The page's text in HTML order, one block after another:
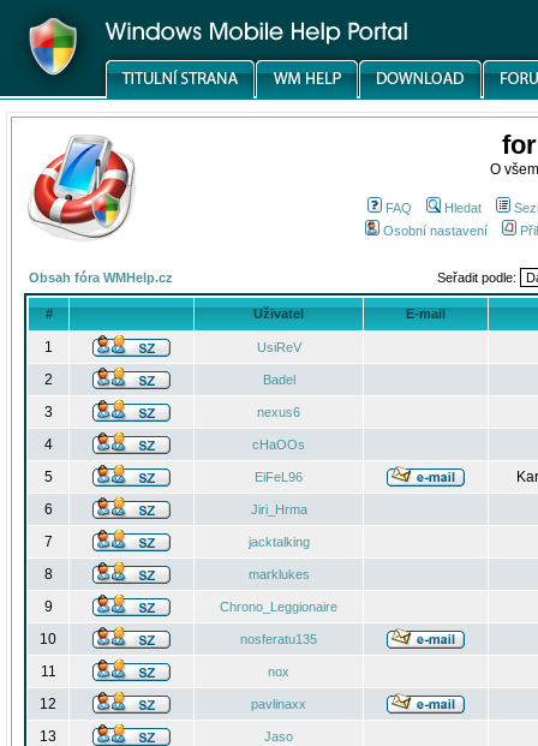
O
FAQ Hledat
Osobní nastavení
Obsah fóra WMHelp.cz Seřadit podle:
# Uživatel E-mail
1 UsiReV
2 Badel
3 nexus6
4 cHaOOs
5 EiFeL96
6
Jiri_Hrma
7 jacktalking
8 marklukes
9 Chrono_Leggionaire
10 nosferatu135
11 nox
12 pavlinaxx
13 Jaso